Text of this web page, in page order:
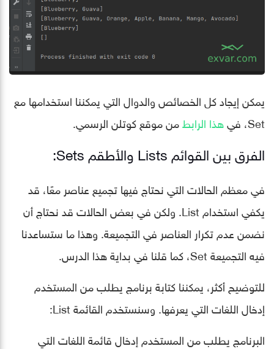
يمكن إيجاد كل الخصائص والدوال التي يمكننا استخدامها مع
Set، في
هذا الرابطمن موقع كوتلن الرسمي.
الفرق بين القوائم Lists والأطقم Sets:
في معظم الحالات التي نحتاج فيها تجميع عناصر معًا، قد
يكفي استخدام List. ولكن في بعض الحالات قد نحتاج أن
نضمن عدم تكرار العناصر في التجميعة. وهذا ما ستساعدنا
فيه التجميعة Set، كما قلنا في بداية هذا الدرس.
للتوضيح أكثر، يمكننا كتابة برنامج يطلب من المستخدم
إدخال اللغات التي يعرفها. وسنستخدم القائمة List:
البرنامج يطلب من المستخدم إدخال قائمة اللغات التي